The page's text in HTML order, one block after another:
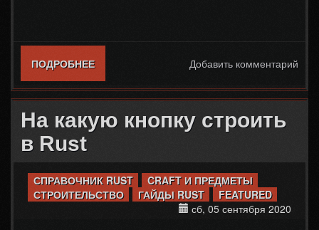
ПОДРОБНЕЕО КАК СОЗДАТЬ ПЕРСОНАЖА В RUST
Добавить комментарий
На какую кнопку строить
в Rust
СПРАВОЧНИК RUST
CRAFT И ПРЕДМЕТЫ
СТРОИТЕЛЬСТВО
ГАЙДЫ RUST
FEATURED
сб, 05 сентября 2020